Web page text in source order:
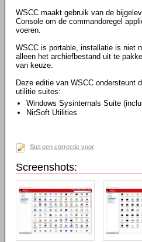
WSCC maakt gebruik van de
Console om de commandoregel
voeren.
WSCC is portable, installatie is niet
alleen het archiefbestand uit te
van keuze.
Deze editie van WSCC ondersteunt
utilitie suites:
Windows Sysinternals Suite
NirSoft Utilities
Stel een correctie voor
Screenshots: